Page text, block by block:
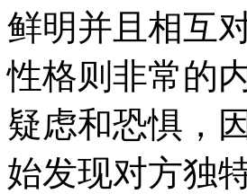
鲜明并且相互
性格则非常的
疑虑和恐惧，
始发现对方独